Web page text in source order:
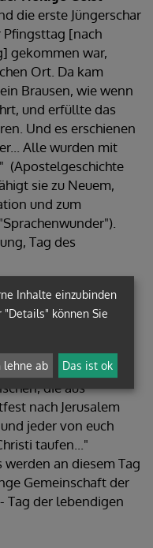
die erste Jüngerschar
Pfingsttag [nach
gekommen war,
Ort. Da kam
Brausen, wie wenn
und erfüllte das
Und es erschienen
Alle wurden mit
(Apostelgeschichte
sie zu Neuem,
und zum
Tag des
Apostelgeschichte
weiter - wächst
die Gemeinschaft
Apostel, durch die
, durch das Zeichen
die aus
nach Jerusalem
jeder von euch
taufen..."
werden an diesem Tag
Gemeinschaft der
Tag der lebendigen
Inhalte einzubinden
können Sie
lehne ab Das ist ok